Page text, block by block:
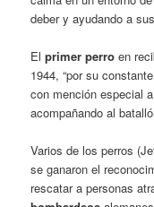
deber y ayudando a
Elprimer perro en
1944, “por su
con mención especial
acompañando al
Varios de los perros
se ganaron el
rescatar a personas